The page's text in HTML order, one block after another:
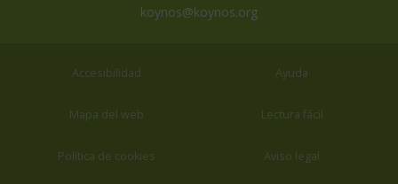
koynos@koynos.org
Accesibilidad Ayuda
Mapa del web Lectura fácil
Política de cookies Aviso legal